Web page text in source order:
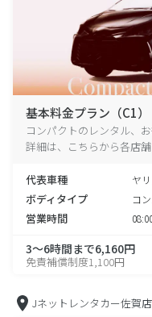
基本料金プラン（C1）
コンパクトのレンタル、
詳細は、こちらから各店舗
代表車種 ヤ
ボディタイプ コ
営業時間
3～6時間まで6,160円
免責補償制度1,100円
Jネットレンタカー佐賀